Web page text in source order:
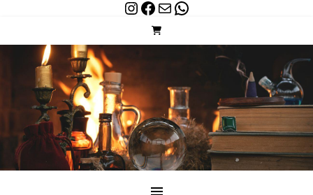
WhatsApp
Mail
Facebook
Instagram